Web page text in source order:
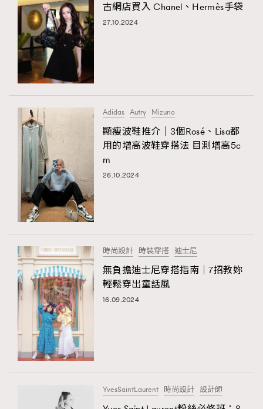
古網店買入 Chanel、Hermès手袋
27.10.2024
Adidas Autry Mizuno
顯瘦波鞋推介｜3個Rosé、Lisa都
用的增高波鞋穿搭法 目測增高5c
m
26.10.2024
時尚設計 時裝穿搭 迪士尼
無負擔迪士尼穿搭指南｜7招教妳
輕鬆穿出童話風
16.09.2024
YvesSaintLaurent 時尚設計 設計師